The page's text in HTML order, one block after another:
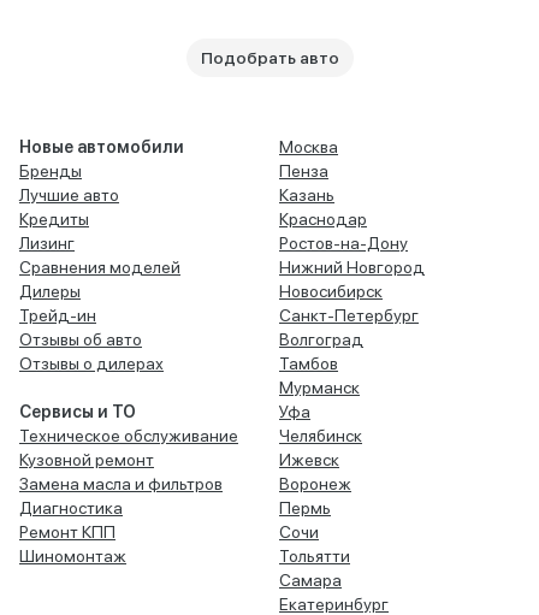
Подобрать авто
Новые автомобили
Бренды
Лучшие авто
Кредиты
Лизинг
Сравнения моделей
Дилеры
Трейд-ин
Отзывы об авто
Отзывы о дилерах
Сервисы и ТО
Техническое обслуживание
Кузовной ремонт
Замена масла и фильтров
Диагностика
Ремонт КПП
Шиномонтаж
Москва
Пенза
Казань
Краснодар
Ростов-на-Дону
Нижний Новгород
Новосибирск
Санкт-Петербург
Волгоград
Тамбов
Мурманск
Уфа
Челябинск
Ижевск
Воронеж
Пермь
Сочи
Тольятти
Самара
Екатеринбург